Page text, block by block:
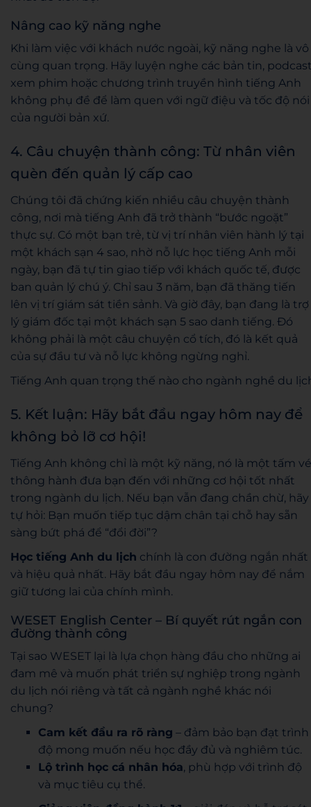
Nâng cao kỹ năng nghe
Khi làm việc với khách nước ngoài, kỹ năng nghe là vô
cùng quan trọng. Hãy luyện nghe các bản tin,
xem phim hoặc chương trình truyền hình tiếng Anh
không phụ đề để làm quen với ngữ điệu và tốc độ nói
của người bản xứ.
4. Câu chuyện thành công: Từ nhân viên
quèn đến quản lý cấp cao
Chúng tôi đã chứng kiến nhiều câu chuyện thành
công, nơi mà tiếng Anh đã trở thành “bước ngoặt”
thực sự. Có một bạn trẻ, từ vị trí nhân viên hành lý tại
một khách sạn 4 sao, nhờ nỗ lực học tiếng Anh mỗi
ngày, bạn đã tự tin giao tiếp với khách quốc tế, được
ban quản lý chú ý. Chỉ sau 3 năm, bạn đã thăng tiến
lên vị trí giám sát tiền sảnh. Và giờ đây, bạn đang là trợ
lý giám đốc tại một khách sạn 5 sao danh tiếng. Đó
không phải là một câu chuyện cổ tích, đó là kết quả
của sự đầu tư và nỗ lực không ngừng nghỉ.
Tiếng Anh quan trọng thế nào cho ngành nghề du
5. Kết luận: Hãy bắt đầu ngay hôm nay để
không bỏ lỡ cơ hội!
Tiếng Anh không chỉ là một kỹ năng, nó là một tấm vé
thông hành đưa bạn đến với những cơ hội tốt nhất
trong ngành du lịch. Nếu bạn vẫn đang chần chừ, hãy
tự hỏi: Bạn muốn tiếp tục dậm chân tại chỗ hay sẵn
sàng bứt phá để “đổi đời”?
Học tiếng Anh du lịch chính là con đường ngắn nhất
và hiệu quả nhất. Hãy bắt đầu ngay hôm nay để nắm
giữ tương lai của chính mình.
WESET English Center – Bí quyết rút ngắn con
đường thành công
Tại sao WESET lại là lựa chọn hàng đầu cho những ai
đam mê và muốn phát triển sự nghiệp trong ngành
du lịch nói riêng và tất cả ngành nghề khác nói
chung?
Cam kết đầu ra rõ ràng – đảm bảo bạn đạt trình
độ mong muốn nếu học đầy đủ và nghiêm túc.
Lộ trình học cá nhân hóa, phù hợp với trình độ
và mục tiêu cụ thể.